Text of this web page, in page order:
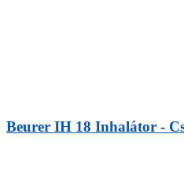
Beurer IH 18 Inhalátor -